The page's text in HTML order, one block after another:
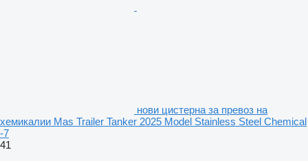
нови цистерна за превоз на
хемикалии Mas Trailer Tanker 2025 Model Stainless Steel Chemical
-7
41